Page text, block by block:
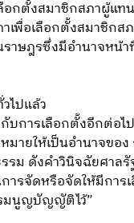
อกตั้งสมาชิกสภาผู้แท
พื่อเลือกตั้งสมาชิกส
าษฎรซึ่งมีอำนาจหน้
ไปแล้ว
การเลือกตั้งอีกต่อไ
ายให้เป็นอำนาจขอ
รม ดังคำวินิจฉัยศา
ารจัดหรือจัดให้มีการ
มนูญบัญญัติไว้”